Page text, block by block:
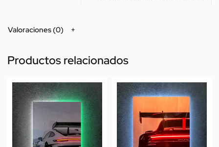
Valoraciones (0)
Productos relacionados